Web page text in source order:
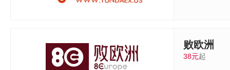
败欧洲
38元起